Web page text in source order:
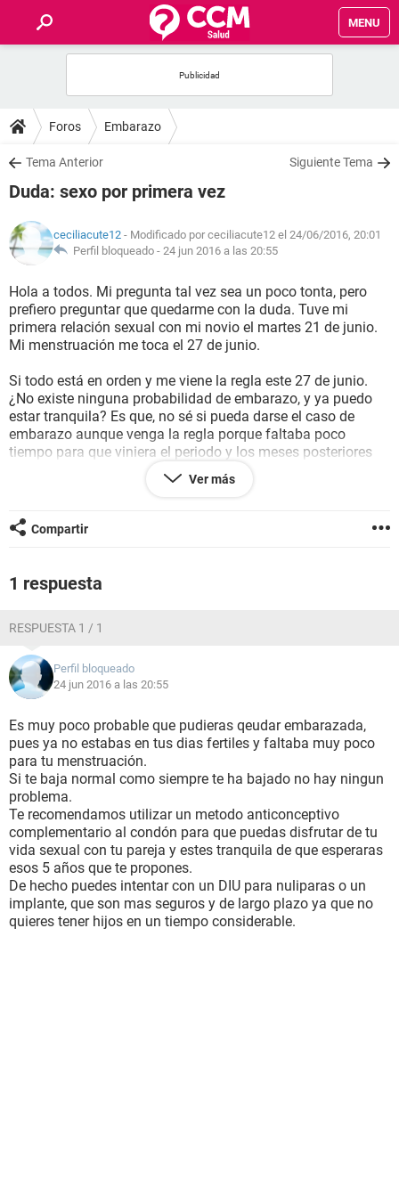
MENU
FOROS
SALUD
NUTRICIÓN
BIENESTAR
SEXUALIDAD
GLOSARIO
Foros Embarazo
Tema Anterior Siguiente Tema
Duda: sexo por primera vez
ceciliacute12 - Modificado por ceciliacute12 el 24/06/2016, 20:01
Perfil bloqueado - 24 jun 2016 a las 20:55
Hola a todos. Mi pregunta tal vez sea un poco tonta, pero
prefiero preguntar que quedarme con la duda. Tuve mi
primera relación sexual con mi novio el martes 21 de junio.
Mi menstruación me toca el 27 de junio.
Si todo está en orden y me viene la regla este 27 de junio.
¿No existe ninguna probabilidad de embarazo, y ya puedo
estar tranquila? Es que, no sé si pueda darse el caso de
embarazo aunque venga la regla porque faltaba poco
tiempo para que viniera el periodo y los meses posteriores
deje de venir. Esta duda da muchas vueltas en mi cabeza,
hasta soñé que venía ya la regla...
Cabe destacar que usamos condón, pero antes de que
eyaculara casi se deslizaba el condón de su pene, pero nos
con estas cosas porque un bebé lo quisiera en unos 5 años,
no en estos momentos...
Ver más
Compartir
1 respuesta
RESPUESTA 1 / 1
Perfil bloqueado
24 jun 2016 a las 20:55
Es muy poco probable que pudieras qeudar embarazada,
pues ya no estabas en tus dias fertiles y faltaba muy poco
para tu menstruación.
Si te baja normal como siempre te ha bajado no hay ningun
problema.
Te recomendamos utilizar un metodo anticonceptivo
complementario al condón para que puedas disfrutar de tu
vida sexual con tu pareja y estes tranquila de que esperaras
esos 5 años que te propones.
De hecho puedes intentar con un DIU para nuliparas o un
implante, que son mas seguros y de largo plazo ya que no
quieres tener hijos en un tiempo considerable.